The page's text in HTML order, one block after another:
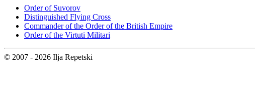
Order of Suvorov
Distinguished Flying Cross
Commander of the Order of the British Empire
Order of the Virtuti Militari
© 2007 - 2026 Ilja Repetski